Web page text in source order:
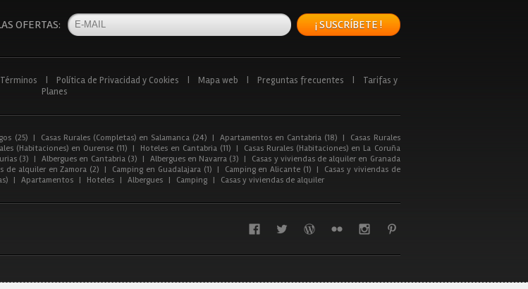
OFERTAS: ¡ SUSCRÍBETE !
Política de Privacidad y Cookies Mapa web Preguntas frecuentes
Tarifas y
Planes
(25) | Casas Rurales (Completas) en Salamanca (24) | Apartamentos en Cantabria (18) |
Casas Rurales
(Habitaciones) en Ourense (11) | Hoteles en Cantabria (11) |
Casas Rurales (Habitaciones) en La Coruña
(3) | Albergues en Cantabria (3) | Albergues en Navarra (3) |
Casas y viviendas de alquiler en Granada
de alquiler en Zamora (2) | Camping en Guadalajara (1) | Camping en Alicante (1) |
Casas y viviendas de
| Apartamentos | Hoteles | Albergues | Camping | Casas y viviendas de alquiler